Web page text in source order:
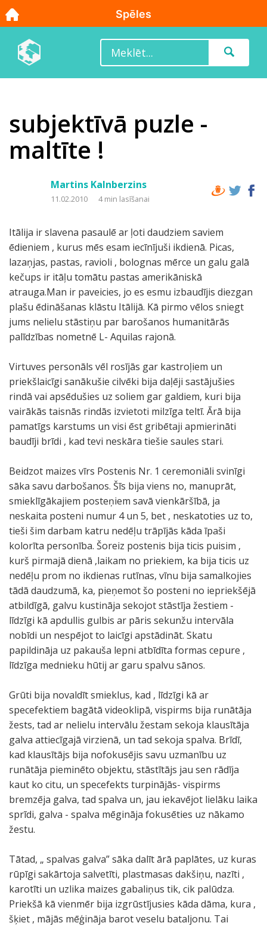
subjektīvā puzle -
maltīte !
Martins Kalnberzins
11.02.2010 4 min lasīšanai
Itālija ir slavena pasaulē ar ļoti daudziem saviem
ēdieniem , kurus mēs esam iecīnījuši ikdienā. Picas,
lazaņjas, pastas, ravioli , bolognas mērce un galu galā
kečups ir itāļu tomātu pastas amerikāniskā
atrauga.Man ir paveicies, jo es esmu izbaudījis diezgan
plašu ēdināšanas klāstu Itālijā. Kā pirmo vēlos sniegt
jums nelielu stāstiņu par barošanos humanitārās
palīdzības nometnē L- Aquilas rajonā.
Virtuves personāls vēl rosījās gar kastroļiem un
priekšlaicīgi sanākušie cilvēki bija daļēji sastājušies
rindā vai apsēdušies uz soliem gar galdiem, kuri bija
vairākās taisnās rindās izvietoti milzīga teltī. Ārā bija
pamatīgs karstums un visi ēst gribētaji apmierināti
baudīji brīdi , kad tevi neskāra tiešie saules stari.
Beidzot maizes vīrs Postenis Nr. 1 ceremoniāli svinīgi
sāka savu darbošanos. Šīs bija viens no, manuprāt,
smieklīgākajiem posteņiem savā vienkāršībā, ja
neskaita posteni numur 4 un 5, bet , neskatoties uz to,
tieši šim darbam katru nedēļu trāpījās kāda īpaši
kolorīta personība. Šoreiz postenis bija ticis puisim ,
kurš pirmajā dienā ,laikam no priekiem, ka bija ticis uz
nedēļu prom no ikdienas rutīnas, vīnu bija samalkojies
tādā daudzumā, ka, pieņemot šo posteni no iepriekšējā
atbildīgā, galvu kustināja sekojot stāstīja žestiem -
līdzīgi kā apdullis gulbis ar pāris sekunžu intervāla
nobīdi un nespējot to laicīgi apstādināt. Skatu
papildināja uz pakauša lepni atbīdīta formas cepure ,
līdzīga mednieku hūtij ar garu spalvu sānos.
Grūti bija novaldīt smieklus, kad , līdzīgi kā ar
specefektiem bagātā videoklipā, vispirms bija runātāja
žests, tad ar nelielu intervālu žestam sekoja klausītāja
galva attiecīgajā virzienā, un tad sekoja spalva. Brīdī,
kad klausītājs bija nofokusējis savu uzmanību uz
runātāja pieminēto objektu, stāstītājs jau sen rādīja
kaut ko citu, un specefekts turpinājās- vispirms
bremzēja galva, tad spalva un, jau iekavējot lielāku laika
sprīdi, galva - spalva mēgināja fokusēties uz nākamo
žestu.
Tātad, „ spalvas galva” sāka dalīt ārā paplātes, uz kuras
rūpīgi sakārtoja salvetīti, plastmasas dakšiņu, nazīti ,
karotīti un uzlika maizes gabaliņus tik, cik palūdza.
Priekšā kā vienmēr bija izgrūstījusies kāda dāma, kura ,
šķiet , mājās mēģināja barot veselu bataljonu. Tai